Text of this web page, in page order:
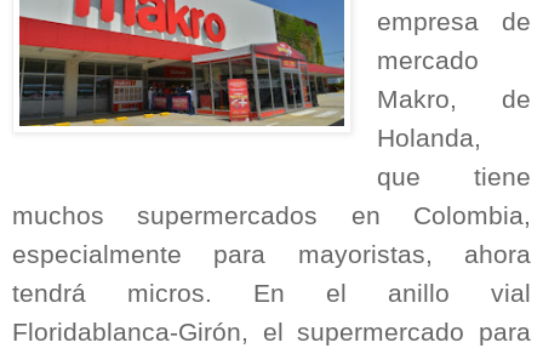
empresa de
mercado
Makro, de
Holanda,
que tiene
muchos supermercados en Colombia,
especialmente para mayoristas, ahora
tendrá micros. En el anillo vial
Floridablanca-Girón, el supermercado para